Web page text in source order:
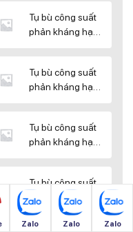
Tụ bù công suất
phản kháng hạ
Tụ bù công suất
phản kháng hạ
Tụ bù công suất
phản kháng hạ
Tụ bù công suất
phản kháng hạ
thế SINO
Zalo Zalo Zalo